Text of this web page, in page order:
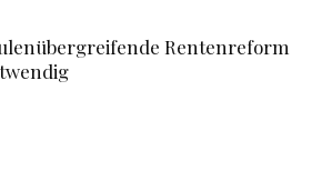
Rentenreform